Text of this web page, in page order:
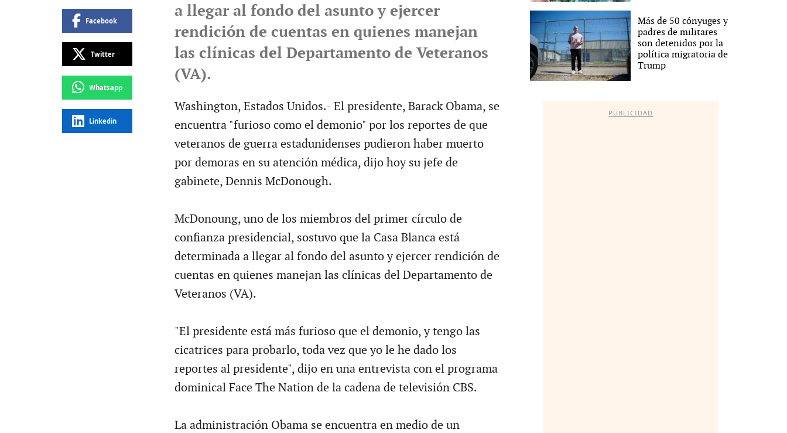
Facebook
Twitter
Whatsapp
Linkedin
a llegar al fondo del asunto y ejercer
rendición de cuentas en quienes manejan
las clínicas del Departamento de Veteranos
(VA).
Washington, Estados Unidos.- El presidente, Barack Obama, se
encuentra "furioso como el demonio" por los reportes de que
veteranos de guerra estadunidenses pudieron haber muerto
por demoras en su atención médica, dijo hoy su jefe de
gabinete, Dennis McDonough.
McDonoung, uno de los miembros del primer círculo de
confianza presidencial, sostuvo que la Casa Blanca está
determinada a llegar al fondo del asunto y ejercer rendición de
cuentas en quienes manejan las clínicas del Departamento de
Veteranos (VA).
"El presidente está más furioso que el demonio, y tengo las
cicatrices para probarlo, toda vez que yo le he dado los
reportes al presidente", dijo en una entrevista con el programa
dominical Face The Nation de la cadena de televisión CBS.
La administración Obama se encuentra en medio de un
Más de 50 cónyuges y
padres de militares
son detenidos por la
política migratoria de
Trump
PUBLICIDAD